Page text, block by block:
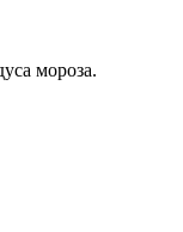
мороза.